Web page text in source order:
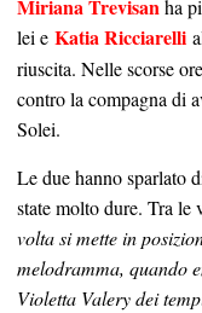
Miriana Trevisanha
lei e Katia Ricciarelli
riuscita. Nelle scorse
contro la compagna di
Solei.
Le due hanno sparlato
state molto dure. Tra le
volta si mette in
melodramma, quando
Violetta Valery dei